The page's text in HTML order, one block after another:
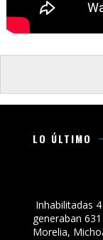
LO ÚLTIMO
Inhabilitadas
generaban
Morelia,